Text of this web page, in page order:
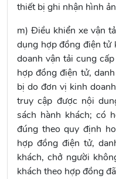
thiết bị ghi nhận hình
m) Điều khiển xe vận
dụng hợp đồng điện
doanh vận tải cung
hợp đồng điện tử,
bị do đơn vị kinh
truy cập được nội
sách hành khách; có
đúng theo quy định
hợp đồng điện tử,
khách, chở người
khách theo hợp đồng